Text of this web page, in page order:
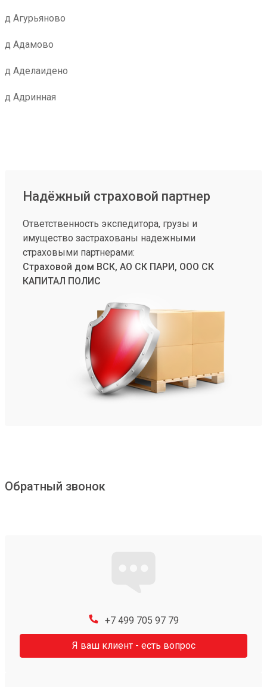
д Агурьяново
д Адамово
д Аделаидено
д Адринная
Надёжный страховой партнер
Ответственность экспедитора, грузы и
имущество застрахованы надежными
страховыми партнерами:
Страховой дом ВСК, АО СК ПАРИ, ООО СК
КАПИТАЛ ПОЛИС
Обратный звонок
+7 499 705 97 79
Я ваш клиент - есть вопрос